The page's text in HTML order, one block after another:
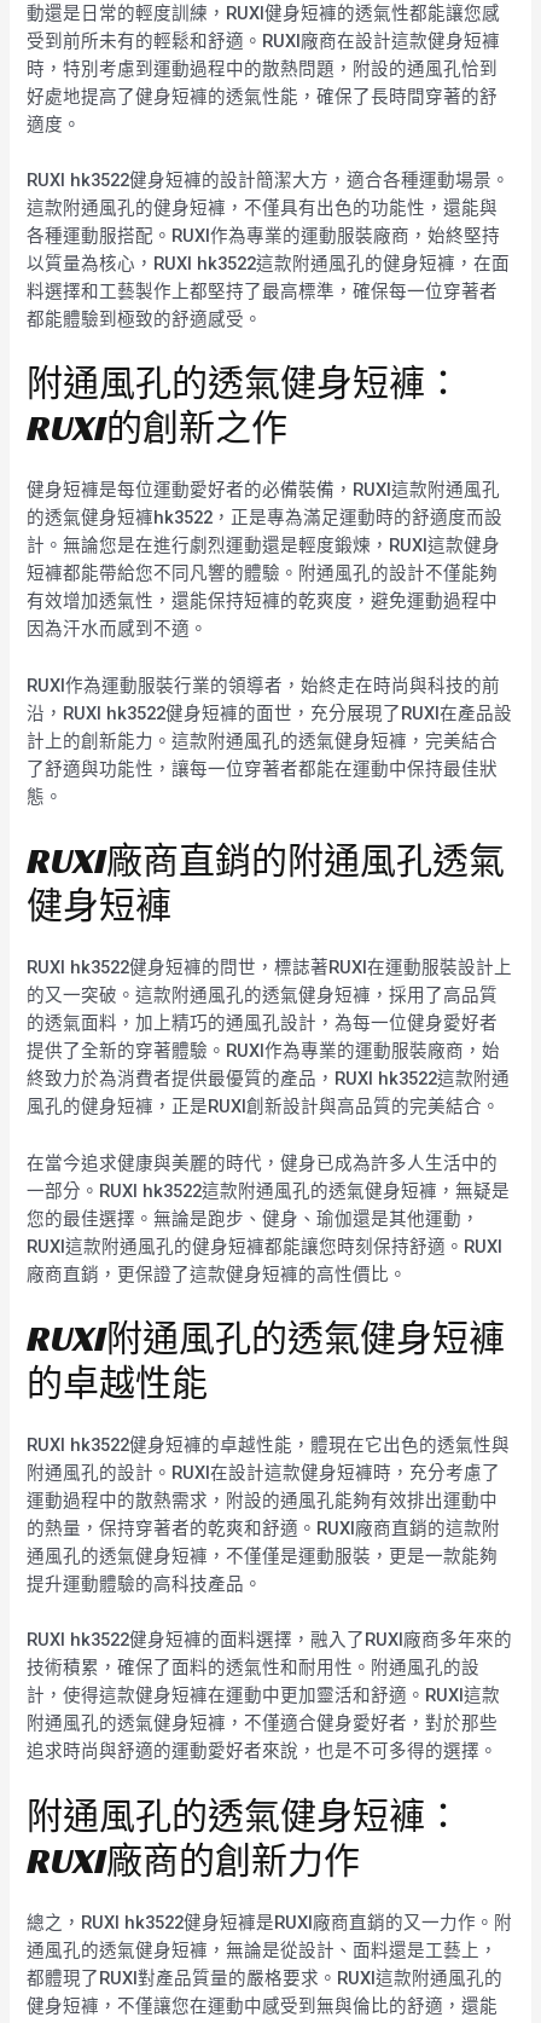
動還是日常的輕度訓練，RUXI健身短褲的透氣性都能讓您感
受到前所未有的輕鬆和舒適。RUXI廠商在設計這款健身短褲
時，特別考慮到運動過程中的散熱問題，附設的通風孔恰到
好處地提高了健身短褲的透氣性能，確保了長時間穿著的舒
適度。
RUXI hk3522健身短褲的設計簡潔大方，適合各種運動場景。
這款附通風孔的健身短褲，不僅具有出色的功能性，還能與
各種運動服搭配。RUXI作為專業的運動服裝廠商，始終堅持
以質量為核心，RUXI hk3522這款附通風孔的健身短褲，在面
料選擇和工藝製作上都堅持了最高標準，確保每一位穿著者
都能體驗到極致的舒適感受。
附通風孔的透氣健身短褲：
RUXI的創新之作
健身短褲是每位運動愛好者的必備裝備，RUXI這款附通風孔
的透氣健身短褲hk3522，正是專為滿足運動時的舒適度而設
計。無論您是在進行劇烈運動還是輕度鍛煉，RUXI這款健身
短褲都能帶給您不同凡響的體驗。附通風孔的設計不僅能夠
有效增加透氣性，還能保持短褲的乾爽度，避免運動過程中
因為汗水而感到不適。
RUXI作為運動服裝行業的領導者，始終走在時尚與科技的前
沿，RUXI hk3522健身短褲的面世，充分展現了RUXI在產品設
計上的創新能力。這款附通風孔的透氣健身短褲，完美結合
了舒適與功能性，讓每一位穿著者都能在運動中保持最佳狀
態。
RUXI廠商直銷的附通風孔透氣
健身短褲
RUXI hk3522健身短褲的問世，標誌著RUXI在運動服裝設計上
的又一突破。這款附通風孔的透氣健身短褲，採用了高品質
的透氣面料，加上精巧的通風孔設計，為每一位健身愛好者
提供了全新的穿著體驗。RUXI作為專業的運動服裝廠商，始
終致力於為消費者提供最優質的產品，RUXI hk3522這款附通
風孔的健身短褲，正是RUXI創新設計與高品質的完美結合。
在當今追求健康與美麗的時代，健身已成為許多人生活中的
一部分。RUXI hk3522這款附通風孔的透氣健身短褲，無疑是
您的最佳選擇。無論是跑步、健身、瑜伽還是其他運動，
RUXI這款附通風孔的健身短褲都能讓您時刻保持舒適。RUXI
廠商直銷，更保證了這款健身短褲的高性價比。
RUXI附通風孔的透氣健身短褲
的卓越性能
RUXI hk3522健身短褲的卓越性能，體現在它出色的透氣性與
附通風孔的設計。RUXI在設計這款健身短褲時，充分考慮了
運動過程中的散熱需求，附設的通風孔能夠有效排出運動中
的熱量，保持穿著者的乾爽和舒適。RUXI廠商直銷的這款附
通風孔的透氣健身短褲，不僅僅是運動服裝，更是一款能夠
提升運動體驗的高科技產品。
RUXI hk3522健身短褲的面料選擇，融入了RUXI廠商多年來的
技術積累，確保了面料的透氣性和耐用性。附通風孔的設
計，使得這款健身短褲在運動中更加靈活和舒適。RUXI這款
附通風孔的透氣健身短褲，不僅適合健身愛好者，對於那些
追求時尚與舒適的運動愛好者來說，也是不可多得的選擇。
附通風孔的透氣健身短褲：
RUXI廠商的創新力作
總之，RUXI hk3522健身短褲是RUXI廠商直銷的又一力作。附
通風孔的透氣健身短褲，無論是從設計、面料還是工藝上，
都體現了RUXI對產品質量的嚴格要求。RUXI這款附通風孔的
健身短褲，不僅讓您在運動中感受到無與倫比的舒適，還能